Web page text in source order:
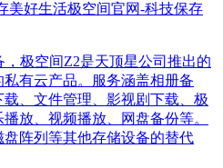
极空间官网-科技保存
极空间Z2是天顶星公司推出的
有云产品。服务涵盖相册备
、文件管理、影视剧下载、极
放、视频播放、网盘备份等。
阵列等其他存储设备的替代